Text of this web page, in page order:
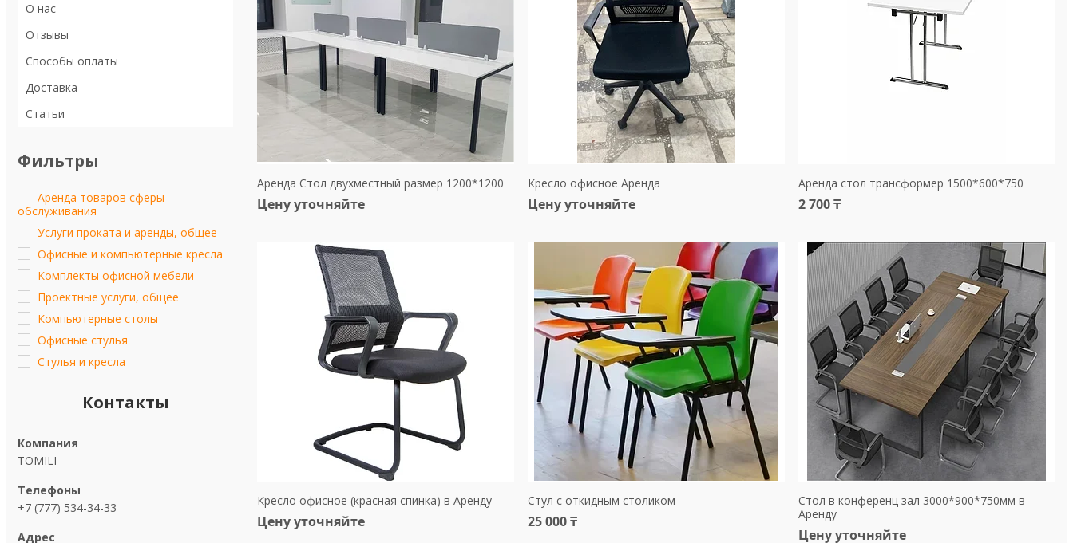
О нас
Отзывы
Способы оплаты
Доставка
Статьи
Фильтры
Аренда товаров сферы
обслуживания
Услуги проката и аренды, общее
Офисные и компьютерные кресла
Комплекты офисной мебели
Проектные услуги, общее
Компьютерные столы
Офисные стулья
Стулья и кресла
Контакты
TOMILI
+7 (777) 534-34-33
Аренда Стол двухместный размер 1200*1200
Цену уточняйте
Кресло офисное Аренда
Цену уточняйте
Аренда стол трансформер 1500*600*750
2 700 ₸
Кресло офисное (красная спинка) в Аренду
Цену уточняйте
Стул с откидным столиком
25 000 ₸
Стол в конференц зал 3000*900*750мм в
Аренду
Цену уточняйте